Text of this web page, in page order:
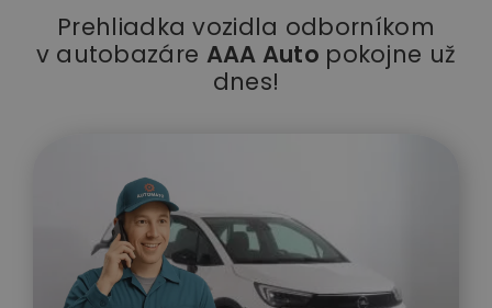
Prehliadka vozidla odborníkom
v autobazáre AAA Auto pokojne už
dnes!